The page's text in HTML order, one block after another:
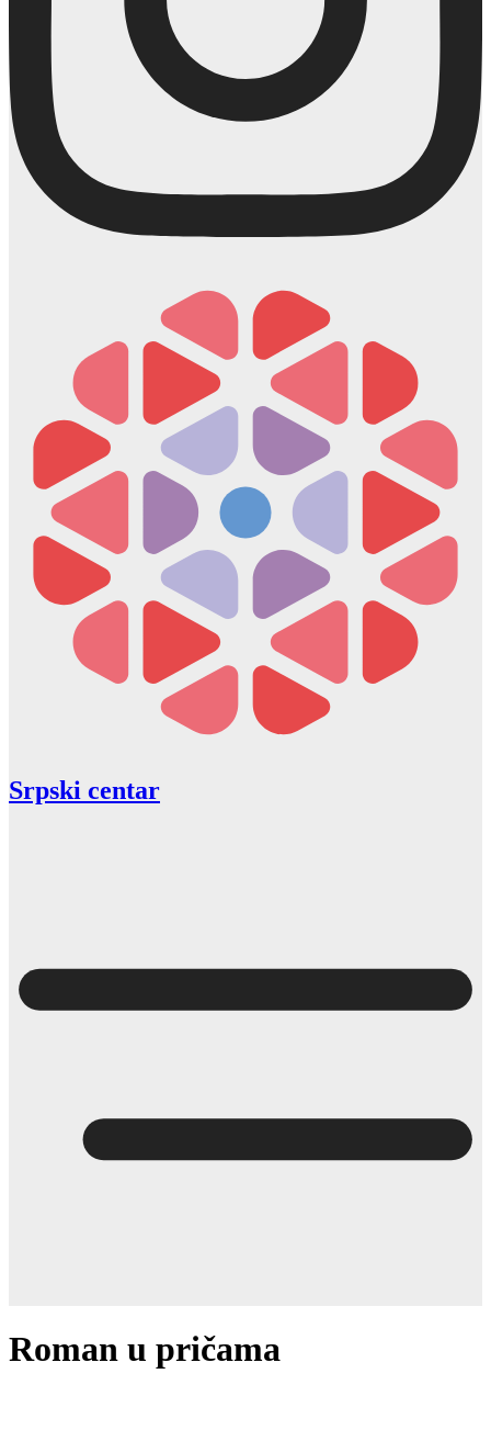
Srpski centar
Roman u pričama